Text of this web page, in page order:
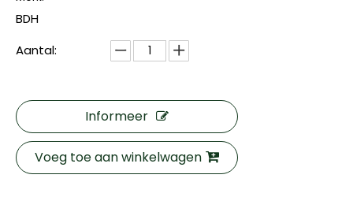
BDH
Aantal:
Informeer
Voeg toe aan winkelwagen